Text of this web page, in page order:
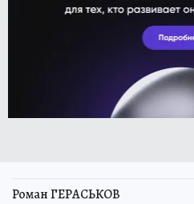
Роман ГЕРАСЬКОВ